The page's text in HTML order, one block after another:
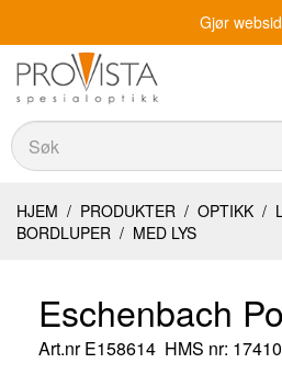
Gjør
Søk
Søk
HJEM / PRODUKTER / OPTIKK /
BORDLUPER / MED LYS
Eschenbach
Art.nrE158614 HMS nr: